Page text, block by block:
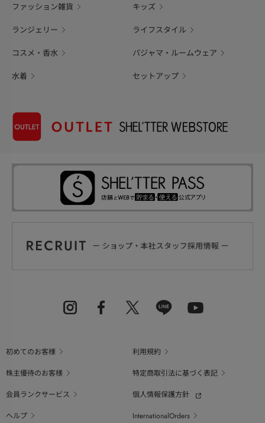
ファッション雑貨 キッズ
ランジェリー ライフスタイル
コスメ・香水 パジャマ・ルームウェア
水着 セットアップ
初めてのお客様
利用規約
株主優待のお客様
特定商取引法に基づく表記
会員ランクサービス
個人情報保護方針
ヘルプ
InternationalOrders